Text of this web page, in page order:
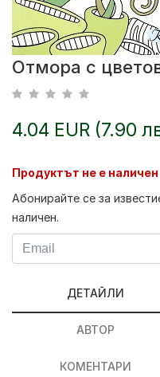
Отмора с
4.04 EUR (7.90
Продуктът не е наличен
Абонирайте се за
наличен.
ДЕТАЙЛИ
АВТОР
КОМЕНТАРИ